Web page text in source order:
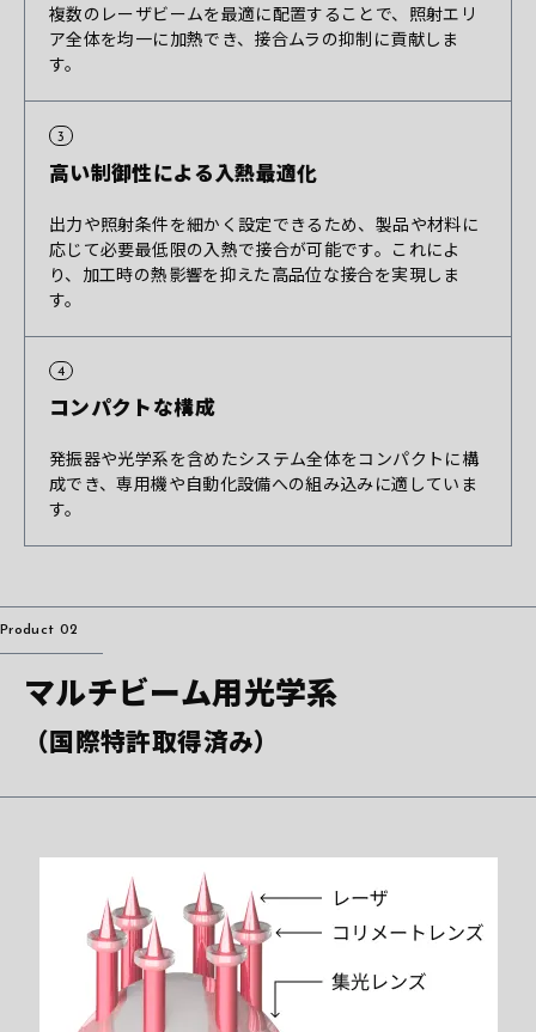
複数のレーザビームを最適に配置することで、照射エリ
ア全体を均一に加熱でき、接合ムラの抑制に貢献しま
す。
3
高い制御性による入熱最適化
出力や照射条件を細かく設定できるため、製品や材料に
応じて必要最低限の入熱で接合が可能です。これによ
り、加工時の熱影響を抑えた高品位な接合を実現しま
す。
4
コンパクトな構成
発振器や光学系を含めたシステム全体をコンパクトに構
成でき、専用機や自動化設備への組み込みに適していま
す。
マルチビーム用光学系
（国際特許取得済み）
Product 02